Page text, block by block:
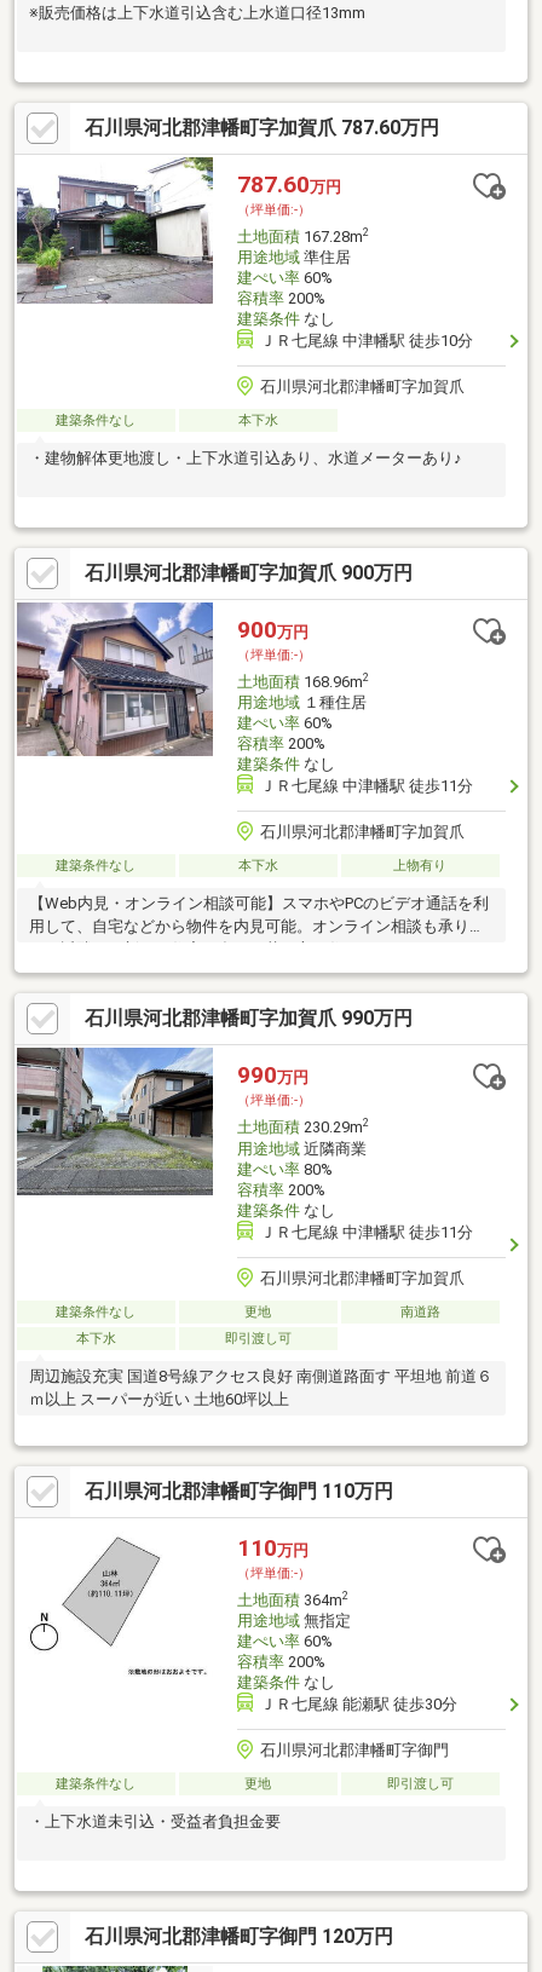
※販売価格は上下水道引込含む上水道口径13mm
石川県河北郡津幡町字加賀爪 787.60万円
787.60万円
（坪単価:-）
土地面積167.28m2
用途地域準住居
建ぺい率60%
容積率200%
建築条件なし
ＪＲ七尾線 中津幡駅 徒歩10分
石川県河北郡津幡町字加賀爪
建築条件なし 本下水
・建物解体更地渡し・上下水道引込あり、水道メーターあり♪
石川県河北郡津幡町字加賀爪 900万円
900万円
（坪単価:-）
土地面積168.96m2
用途地域１種住居
建ぺい率60%
容積率200%
建築条件なし
ＪＲ七尾線 中津幡駅 徒歩11分
石川県河北郡津幡町字加賀爪
建築条件なし 本下水 上物有り
【Web内見・オンライン相談可能】スマホやPCのビデオ通話を利
用して、自宅などから物件を内見可能。オンライン相談も承りま
っております。徒歩10分以内に小学校等の公的施設が全てあり、
子育てもしやすい場所になっております。災害も少ないエリアで
すので新生活の拠点におススメです。・測量により面積が増減す
る可能性及びセットバック面積が増減する可能性があります。・
セットバックの必要可能性あり・敷地測量を予定しており、面積
等に変動可能性あり・契約後、解体予定・前面道路役所にて管理
石川県河北郡津幡町字加賀爪 990万円
990万円
（坪単価:-）
土地面積230.29m2
用途地域近隣商業
建ぺい率80%
容積率200%
建築条件なし
ＪＲ七尾線 中津幡駅 徒歩11分
石川県河北郡津幡町字加賀爪
建築条件なし 更地
南道路
本下水
即引渡し可
周辺施設充実 国道8号線アクセス良好 南側道路面す 平坦地 前道６
ｍ以上 スーパーが近い 土地60坪以上
石川県河北郡津幡町字御門 110万円
110万円
（坪単価:-）
土地面積364m2
用途地域無指定
建ぺい率60%
容積率200%
建築条件なし
ＪＲ七尾線 能瀬駅 徒歩30分
石川県河北郡津幡町字御門
建築条件なし 更地 即引渡し可
・上下水道未引込・受益者負担金要
石川県河北郡津幡町字御門 120万円